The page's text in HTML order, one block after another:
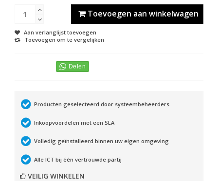
Toevoegen aan winkelwagen
Aan verlanglijst toevoegen
Toevoegen om te vergelijken
Producten geselecteerd door systeembeheerders
Inkoopvoordelen met een SLA
Volledig geïnstalleerd binnen uw eigen omgeving
Alle ICT bij één vertrouwde partij
VEILIG WINKELEN